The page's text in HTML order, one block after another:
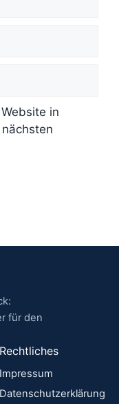
in
für den
Rechtliches
Impressum
Datenschutzerklärung